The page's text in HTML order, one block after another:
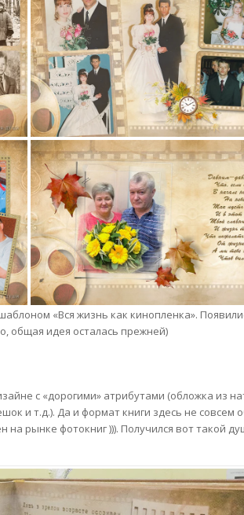
«Вся жизнь как кинопленка».
общая идея осталась прежней)
с «дорогими» атрибутами (обложка из
и т.д.). Да и формат книги здесь не
рынке фотокниг ))). Получился вот такой